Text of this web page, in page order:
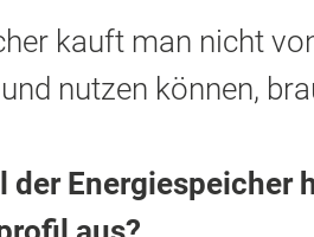
kauft man nicht
nutzen können,
der Energiespeicher